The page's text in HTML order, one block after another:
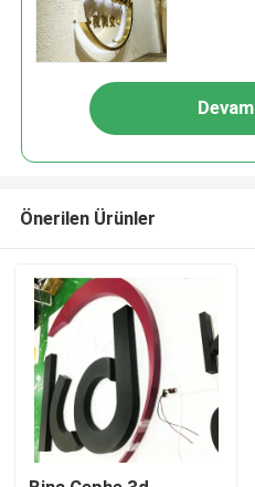
Önerilen Ürünler